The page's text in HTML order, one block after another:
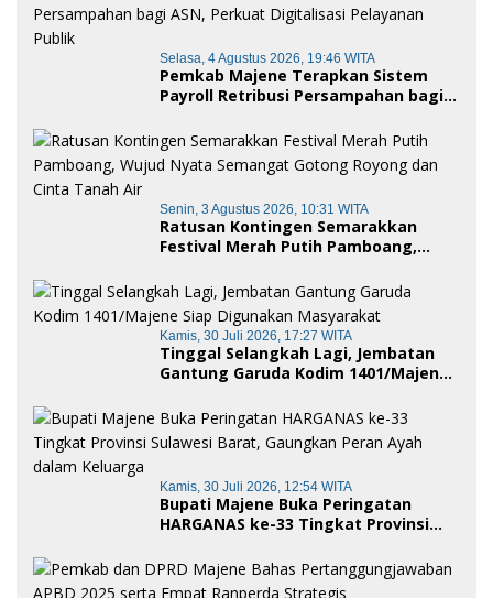
Selasa, 4 Agustus 2026, 19:46 WITA
Pemkab Majene Terapkan Sistem
Payroll Retribusi Persampahan bagi
Publik
Senin, 3 Agustus 2026, 10:31 WITA
Ratusan Kontingen Semarakkan
Festival Merah Putih Pamboang,
Royong dan Cinta Tanah Air
Kamis, 30 Juli 2026, 17:27 WITA
Tinggal Selangkah Lagi, Jembatan
Gantung Garuda Kodim 1401/Majene
Kamis, 30 Juli 2026, 12:54 WITA
Bupati Majene Buka Peringatan
HARGANAS ke-33 Tingkat Provinsi
Ayah dalam Keluarga